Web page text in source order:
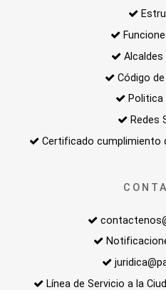
Código
Politica
Redes
Certificado cumplimiento
Línea de Servicio a la